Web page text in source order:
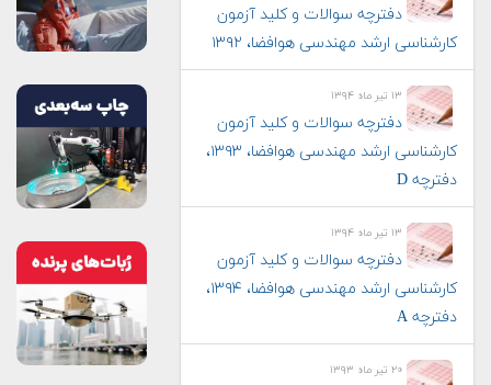
دفترچه سوالات و کلید آزمون
کارشناسی ارشد مهندسی هوافضا، ۱۳۹۲
۱۳ تیر ماه ۱۳۹۴
دفترچه سوالات و کلید آزمون
کارشناسی ارشد مهندسی هوافضا، ۱۳۹۳،
دفترچه D
۱۳ تیر ماه ۱۳۹۴
دفترچه سوالات و کلید آزمون
کارشناسی ارشد مهندسی هوافضا، ۱۳۹۴،
دفترچه A
۲۰ تیر ماه ۱۳۹۳